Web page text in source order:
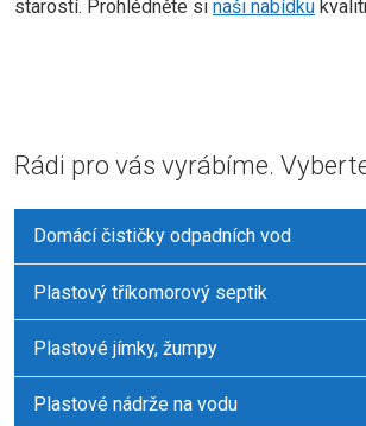
starostí. Prohlédněte si naši nabídku
Rádi pro vás vyrábíme.
Domácí čističky odpadních vod
Plastový tříkomorový septik
Plastové jímky, žumpy
Plastové nádrže na vodu